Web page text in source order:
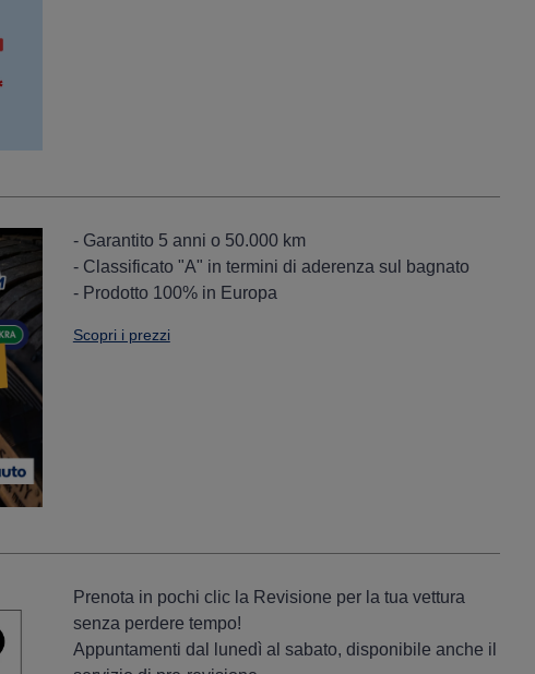
- Garantito 5 anni o 50.000 km
- Classificato "A" in termini di aderenza sul bagnato
- Prodotto 100% in Europa
Scopri i prezzi
Prenota in pochi clic la Revisione per la tua vettura
senza perdere tempo!
Appuntamenti dal lunedì al sabato, disponibile anche il